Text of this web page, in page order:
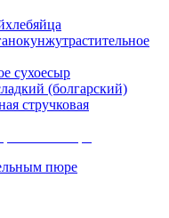
хлебяйца
кунжутрастительное
сухоесыр
(болгарский)
стручковая
пюре